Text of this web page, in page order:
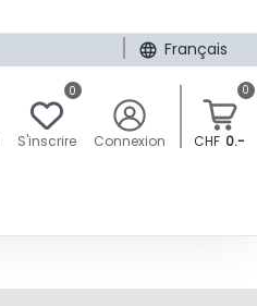
Français
0
S'inscrire Connexion
0
CHF 0.-